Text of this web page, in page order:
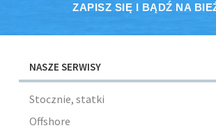
ZAPISZ SIĘ I BĄDŹ NA
NASZE SERWISY
Stocznie, statki
Offshore